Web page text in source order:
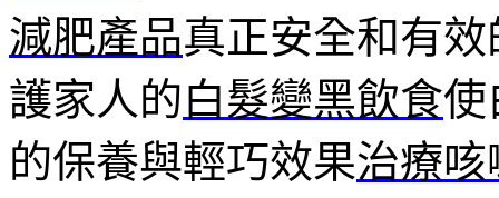
減肥產品真正安全和有
護家人的白髮變黑飲食使
的保養與輕巧效果治療咳